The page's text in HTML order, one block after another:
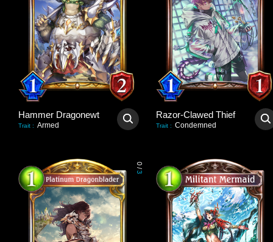
Hammer Dragonewt
Trait : Armed
Razor-Clawed Thief
Trait : Condemned
0
/
3